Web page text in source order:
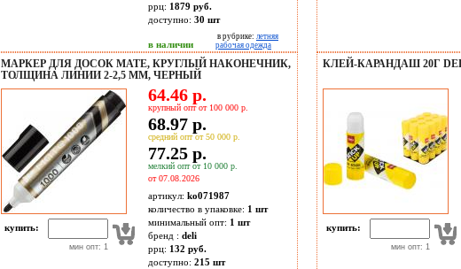
ррц: 1879 руб.
доступно: 30 шт
в наличии
в рубрике: летняя
рабочая одежда
МАРКЕР ДЛЯ ДОСОК MATE, КРУГЛЫЙ НАКОНЕЧНИК,
ТОЛЩИНА ЛИНИИ 2-2,5 ММ, ЧЕРНЫЙ
купить:
мин опт: 1
64.46 р.
крупный опт от 100 000 р.
68.97 р.
средний опт от 50 000 р.
77.25 р.
мелкий опт от 10 000 р.
от 07.08.2026
артикул: ko071987
количество в упаковке: 1 шт
минимальный опт: 1 шт
бренд : deli
ррц: 132 руб.
доступно: 215 шт
КЛЕЙ-КАРАНДАШ 20Г
купить:
мин опт: 1